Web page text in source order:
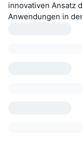
innovativen Ansatz
Anwendungen in